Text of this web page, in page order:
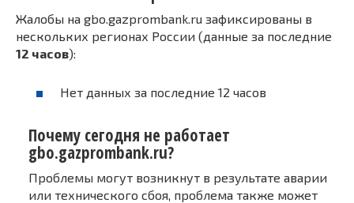
Жалобы на gbo.gazprombank.ru зафиксированы в
нескольких регионах России (данные за последние
12 часов):
Нет данных за последние 12 часов
Почему сегодня не работает
gbo.gazprombank.ru?
Проблемы могут возникнут в результате аварии
или технического сбоя, проблема также может